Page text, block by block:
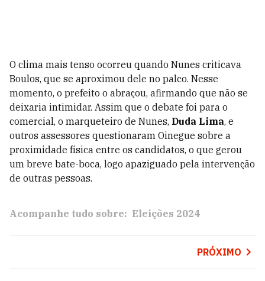
O clima mais tenso ocorreu quando Nunes criticava
Boulos, que se aproximou dele no palco. Nesse
momento, o prefeito o abraçou, afirmando que não se
deixaria intimidar. Assim que o debate foi para o
comercial, o marqueteiro de Nunes, Duda Lima, e
outros assessores questionaram Oinegue sobre a
proximidade física entre os candidatos, o que gerou
um breve bate-boca, logo apaziguado pela intervenção
de outras pessoas.
Acompanhe tudo sobre: Eleições 2024
PRÓXIMO